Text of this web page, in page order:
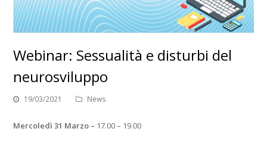
Webinar: Sessualità e disturbi del
neurosviluppo
19/03/2021 News
Mercoledì 31 Marzo – 17.00 – 19.00